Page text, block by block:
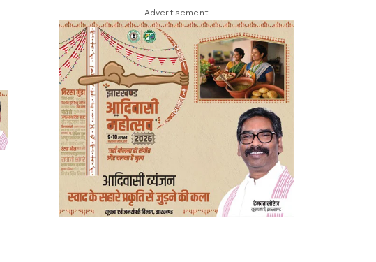
Advertisement